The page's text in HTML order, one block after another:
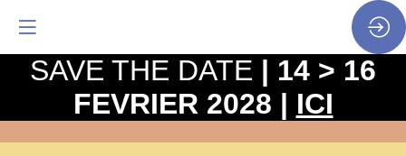
SAVE THE DATE | 14 > 16
FEVRIER 2028 | ICI